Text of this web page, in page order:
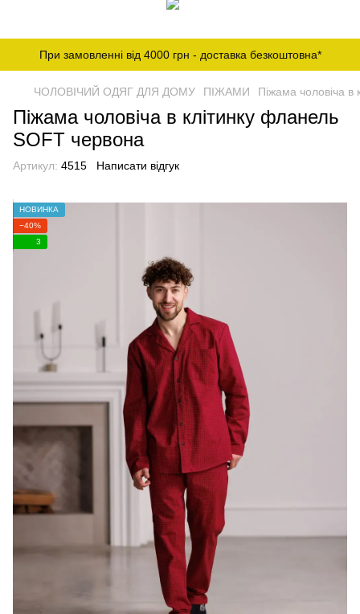
При замовленні від 4000 грн - доставка безкоштовна*
ЧОЛОВІЧИЙ ОДЯГ ДЛЯ ДОМУ ПІЖАМИ Піжама чоловіча в
Піжама чоловіча в клітинку фланель
SOFT червона
Артикул: 4515 Написати відгук
НОВИНКА
−40%
3